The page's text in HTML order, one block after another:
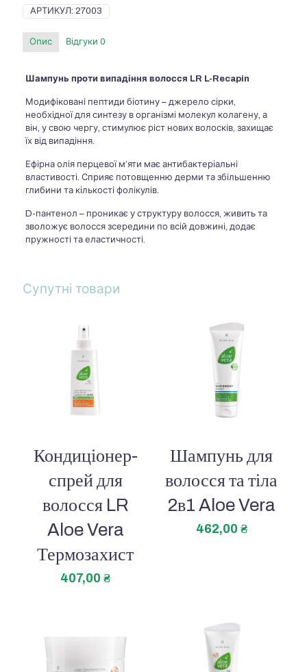
АРТИКУЛ: 27003
Опис Відгуки 0
Шампунь проти випадіння волосся LR L-Recapin
Модифіковані пептиди біотину – джерело сірки,
необхідної для синтезу в організмі молекул колагену, а
він, у свою чергу, стимулює ріст нових волосків, захищає
їх від випадіння.
Ефірна олія перцевої м’яти має антибактеріальні
властивості. Сприяє потовщенню дерми та збільшенню
глибини та кількості фолікулів.
D-пантенол – проникає у структуру волосся, живить та
зволожує волосся зсередини по всій довжині, додає
пружності та еластичності.
Супутні товари
Кондиціонер-
спрей для
волосся LR
Aloe Vera
Термозахист
407,00₴
Шампунь для
волосся та тіла
2в1 Aloe Vera
462,00 ₴